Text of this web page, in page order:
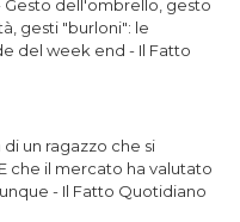
dell'ombrello, gesto
gesti "burloni": le
del week end - Il Fatto
un ragazzo che si
che il mercato ha valutato
- Il Fatto Quotidiano